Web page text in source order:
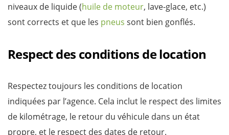
niveaux de liquide (huile de moteur, lave-glace, etc.)
sont corrects et que les pneus sont bien gonflés.
Respect des conditions de location
Respectez toujours les conditions de location
indiquées par l’agence. Cela inclut le respect des limites
de kilométrage, le retour du véhicule dans un état
propre, et le respect des dates de retour.